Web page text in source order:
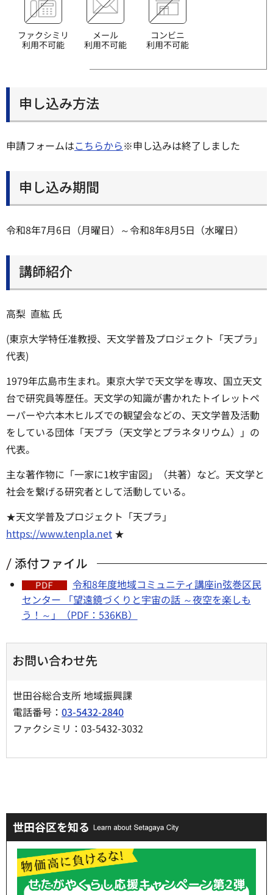
ファクシミリ
利用不可能
メール
利用不可能
コンビニ
利用不可能
申し込み方法
申請フォームはこちらから※申し込みは終了しました
申し込み期間
令和8年7月6日（月曜日）～令和8年8月5日（水曜日）
講師紹介
高梨 直紘 氏
(東京大学特任准教授、天文学普及プロジェクト「天プラ」
代表)
1979年広島市生まれ。東京大学で天文学を専攻、国立天文
台で研究員等歴任。天文学の知識が書かれたトイレットペ
ーパーや六本木ヒルズでの観望会などの、天文学普及活動
をしている団体「天プラ（天文学とプラネタリウム）」の
代表。
主な著作物に「一家に1枚宇宙図」（共著）など。天文学と
社会を繋げる研究者として活動している。
★天文学普及プロジェクト「天プラ」
https://www.tenpla.net ★
添付ファイル
令和8年度地域コミュニティ講座in弦巻区民
センター 「望遠鏡づくりと宇宙の話 ～夜空を楽しも
う！～」（PDF：536KB）
お問い合わせ先
世田谷総合支所 地域振興課
電話番号： 03-5432-2840
ファクシミリ：03-5432-3032
世田谷区を知る